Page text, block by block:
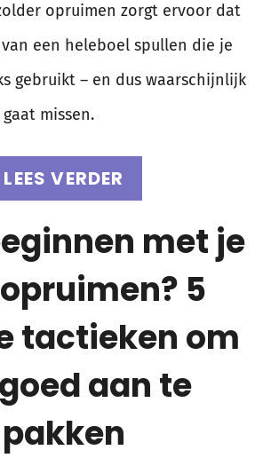
opruimen zorgt ervoor dat
een heleboel spullen die je
gebruikt – en dus waarschijnlijk
missen.
LEES VERDER
met je
5
tactieken om
aan te
pakken